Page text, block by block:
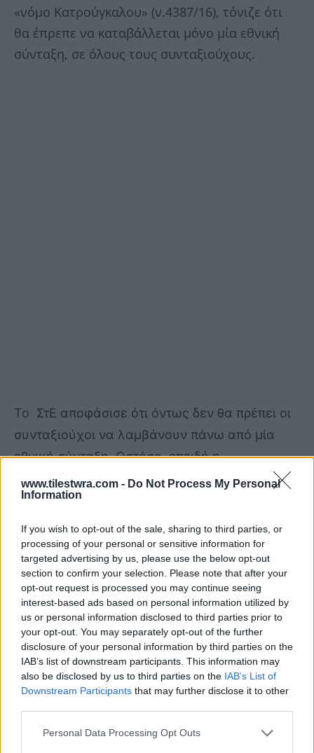
www.tilestwra.com - Do Not Process My Personal
Information
If you wish to opt-out of the sale, sharing to third parties, or
processing of your personal or sensitive information for
targeted advertising by us, please use the below opt-out
section to confirm your selection. Please note that after your
opt-out request is processed you may continue seeing
interest-based ads based on personal information utilized by
us or personal information disclosed to third parties prior to
your opt-out. You may separately opt-out of the further
disclosure of your personal information by third parties on the
IAB’s list of downstream participants. This information may
also be disclosed by us to third parties on the IAB’s List of
Downstream Participants that may further disclose it to other
Personal Data Processing Opt Outs
«νόμο Κατρούγκαλου» (ν.4387/16), τόνιζε ότι
θα έπρεπε να καταβάλλεται μόνο μία εθνική
σύνταξη, σε όλους τους συνταξιούχους.
Το ΣτΕ αποφάσισε ότι όντως δεν θα πρέπει οι
συνταξιούχοι να λαμβάνουν πάνω από μία
εθνική σύνταξη. Ωστόσο, επειδή η
συγκεκριμένη εγκύκλιος έχει «κανονιστικό»
και όχι ερμηνευτικό χαρακτήρα, ζήτησε να
Όμως, με τη συγκεκριμένη απόφαση «ανοίγει
ζήτημα» για τουλάχιστον 200.000 συντάξεις
χηρείας, που έχουν καταβληθεί από το 2019
έως σήμερα, έτος έναρξης εφαρμογής του
σχετικού νόμου.